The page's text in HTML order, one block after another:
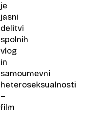
je
jasni
delitvi
spolnih
vlog
in
samoumevni
heteroseksualnosti
–
film